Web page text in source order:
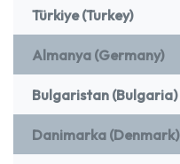
Türkiye (Turkey)
Almanya (Germany)
Bulgaristan (Bulgaria)
Danimarka (Denmark)